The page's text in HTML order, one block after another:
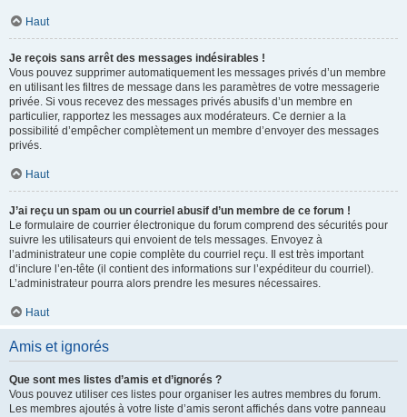
Haut
Je reçois sans arrêt des messages indésirables !
Vous pouvez supprimer automatiquement les messages privés d’un membre
en utilisant les filtres de message dans les paramètres de votre messagerie
privée. Si vous recevez des messages privés abusifs d’un membre en
particulier, rapportez les messages aux modérateurs. Ce dernier a la
possibilité d’empêcher complètement un membre d’envoyer des messages
privés.
Haut
J’ai reçu un spam ou un courriel abusif d’un membre de ce forum !
Le formulaire de courrier électronique du forum comprend des sécurités pour
suivre les utilisateurs qui envoient de tels messages. Envoyez à
l’administrateur une copie complète du courriel reçu. Il est très important
d’inclure l’en-tête (il contient des informations sur l’expéditeur du courriel).
L’administrateur pourra alors prendre les mesures nécessaires.
Haut
Amis et ignorés
Que sont mes listes d’amis et d’ignorés ?
Vous pouvez utiliser ces listes pour organiser les autres membres du forum.
Les membres ajoutés à votre liste d’amis seront affichés dans votre panneau